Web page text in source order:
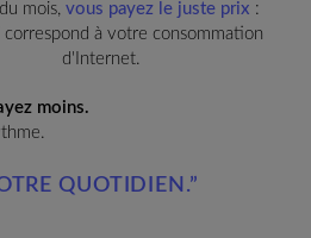
mois, vous payez le juste prix :
correspond à votre consommation
d'Internet.
moins.
QUOTIDIEN.”